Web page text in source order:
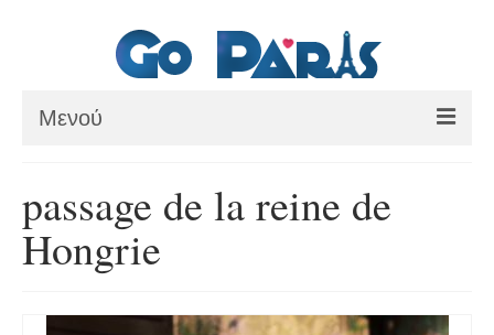
Μενού
ΠΑΡΙΣΙ
ΜΟΥΣΕΙΑ
ΘΕΜΑΤΙΚΑ ΠΑΡΚΑ
passage de la reine de
Hongrie